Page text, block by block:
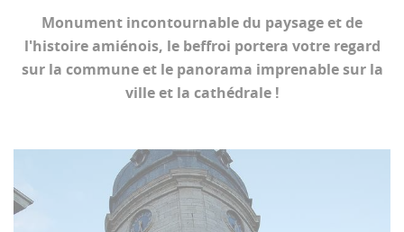
Monument incontournable du paysage et de
l'histoire amiénois, le beffroi portera votre regard
sur la commune et le panorama imprenable sur la
ville et la cathédrale !